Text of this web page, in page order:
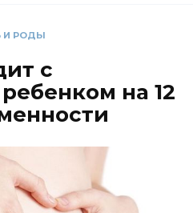
И РОДЫ
с
на 12